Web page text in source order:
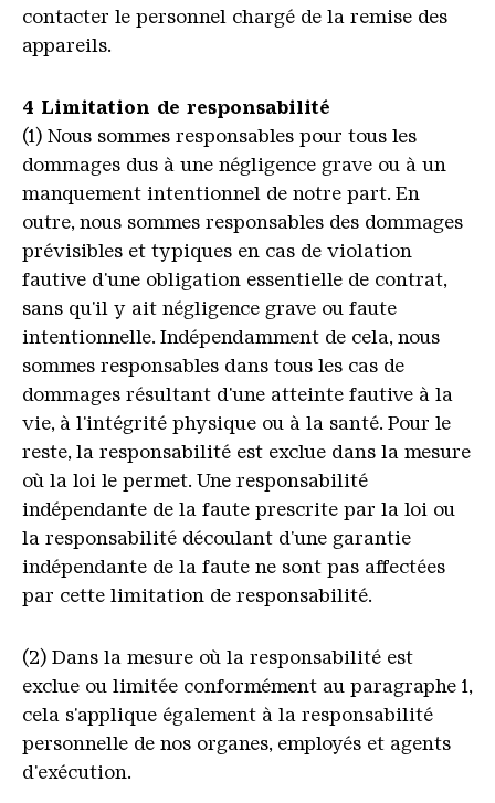
contacter le personnel chargé de la remise des
appareils.
4 Limitation de responsabilité
(1) Nous sommes responsables pour tous les
dommages dus à une négligence grave ou à un
manquement intentionnel de notre part. En
outre, nous sommes responsables des dommages
prévisibles et typiques en cas de violation
fautive d'une obligation essentielle de contrat,
sans qu'il y ait négligence grave ou faute
intentionnelle. Indépendamment de cela, nous
sommes responsables dans tous les cas de
dommages résultant d'une atteinte fautive à la
vie, à l'intégrité physique ou à la santé. Pour le
reste, la responsabilité est exclue dans la mesure
où la loi le permet. Une responsabilité
indépendante de la faute prescrite par la loi ou
la responsabilité découlant d'une garantie
indépendante de la faute ne sont pas affectées
par cette limitation de responsabilité.
(2) Dans la mesure où la responsabilité est
exclue ou limitée conformément au paragraphe 1,
cela s'applique également à la responsabilité
personnelle de nos organes, employés et agents
d'exécution.